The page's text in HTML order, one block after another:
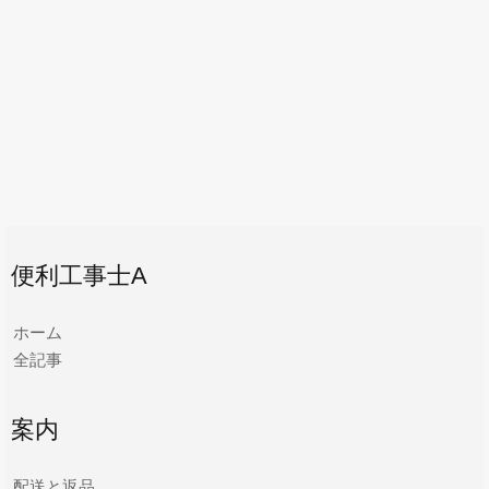
便利工事士A
ホーム
全記事
案内